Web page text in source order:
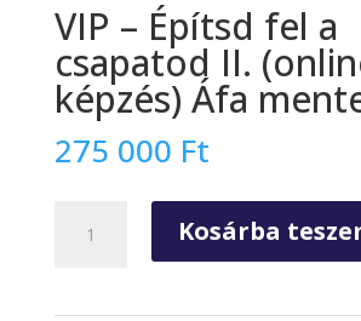
VIP – Építsd fel a
csapatod II.
képzés) Áfa
275 000 Ft
Kosárba